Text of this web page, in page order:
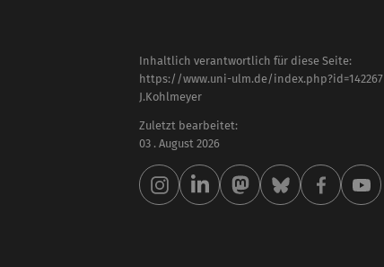
Inhaltlich verantwortlich für diese Seite:
https://www.uni-ulm.de/index.php?id=142267
J.Kohlmeyer
Zuletzt bearbeitet:
03 . August 2026